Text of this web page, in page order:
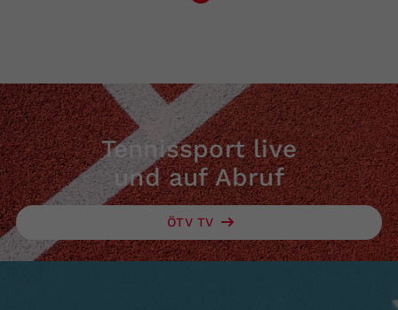
Tennissport live
und auf Abruf
ÖTV TV